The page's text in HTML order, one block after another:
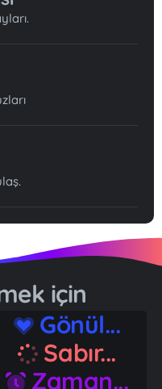
için
Gönül...
Sabır...
Zaman...